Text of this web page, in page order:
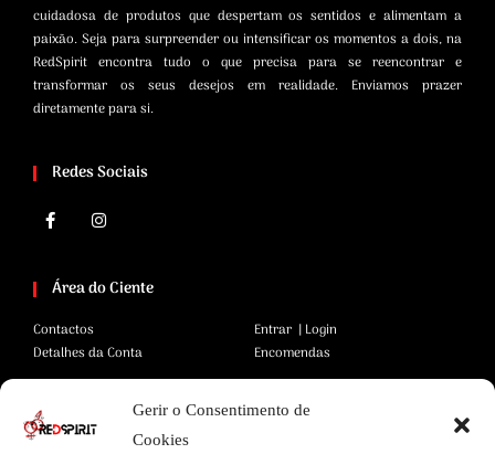
Gerir o Consentimento de
Cookies
cuidadosa de produtos que despertam os sentidos e alimentam a
paixão. Seja para surpreender ou intensificar os momentos a dois, na
RedSpirit encontra tudo o que precisa para se reencontrar e
transformar os seus desejos em realidade. Enviamos prazer
diretamente para si.
Redes Sociais
Área do Ciente
Contactos
Detalhes da Conta
Entrar | Login
Encomendas
Área Legal